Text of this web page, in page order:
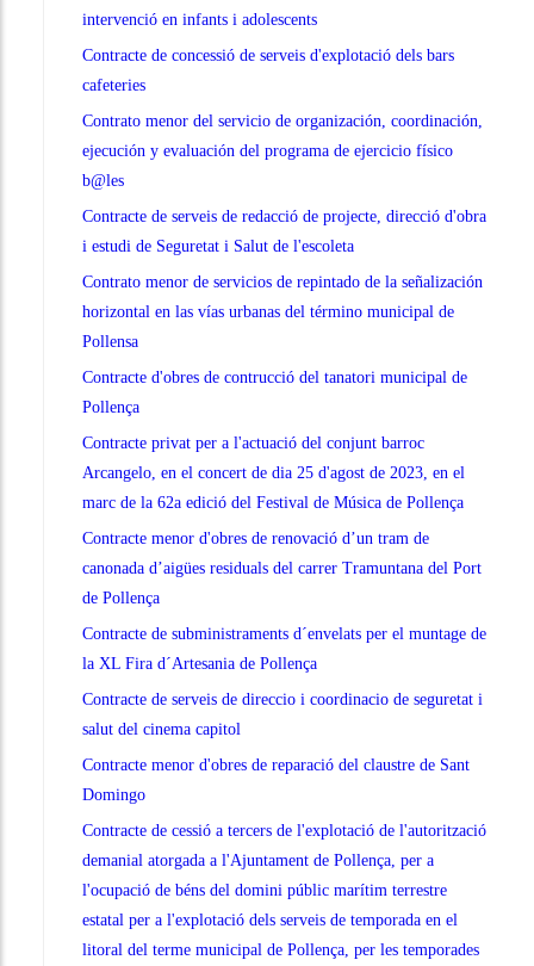
intervenció en infants i adolescents
Contracte de concessió de serveis d'explotació dels bars
cafeteries
Contrato menor del servicio de organización, coordinación,
ejecución y evaluación del programa de ejercicio físico
b@les
Contracte de serveis de redacció de projecte, direcció d'obra
i estudi de Seguretat i Salut de l'escoleta
Contrato menor de servicios de repintado de la señalización
horizontal en las vías urbanas del término municipal de
Pollensa
Contracte d'obres de contrucció del tanatori municipal de
Pollença
Contracte privat per a l'actuació del conjunt barroc
Arcangelo, en el concert de dia 25 d'agost de 2023, en el
marc de la 62a edició del Festival de Música de Pollença
Contracte menor d'obres de renovació d’un tram de
canonada d’aigües residuals del carrer Tramuntana del Port
de Pollença
Contracte de subministraments d´envelats per el muntage de
la XL Fira d´Artesania de Pollença
Contracte de serveis de direccio i coordinacio de seguretat i
salut del cinema capitol
Contracte menor d'obres de reparació del claustre de Sant
Domingo
Contracte de cessió a tercers de l'explotació de l'autorització
demanial atorgada a l'Ajuntament de Pollença, per a
l'ocupació de béns del domini públic marítim terrestre
estatal per a l'explotació dels serveis de temporada en el
litoral del terme municipal de Pollença, per les temporades